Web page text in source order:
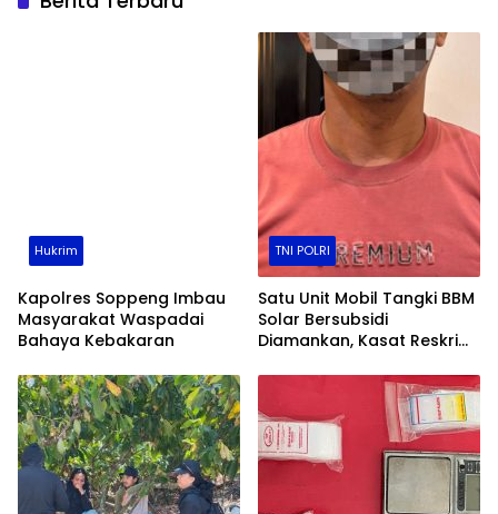
Hukrim
Kapolres Soppeng Imbau
Masyarakat Waspadai
Bahaya Kebakaran
TNI POLRI
Satu Unit Mobil Tangki BBM
Solar Bersubsidi
Diamankan, Kasat Reskrim
Hukum Berjalan